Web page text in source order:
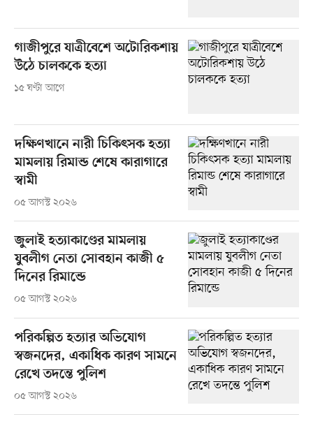
গাজীপুরে যাত্রীবেশে অটোরিকশায়
উঠে চালককে হত্যা
১৫ ঘণ্টা আগে
দক্ষিণখানে নারী চিকিৎসক হত্যা
মামলায় রিমান্ড শেষে কারাগারে
স্বামী
০৫ আগস্ট ২০২৬
জুলাই হত্যাকাণ্ডের মামলায়
যুবলীগ নেতা সোবহান কাজী ৫
দিনের রিমান্ডে
০৫ আগস্ট ২০২৬
পরিকল্পিত হত্যার অভিযোগ
স্বজনদের, একাধিক কারণ সামনে
রেখে তদন্তে পুলিশ
০৫ আগস্ট ২০২৬